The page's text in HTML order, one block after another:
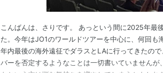
こんばんは、さりです。 あっという間に2025年最
た。今年はJO1のワールドツアーを中心に、何回も
年内最後の海外遠征でダラスとLAに行ってきたの
バーを否定するようなことは一切書いていません